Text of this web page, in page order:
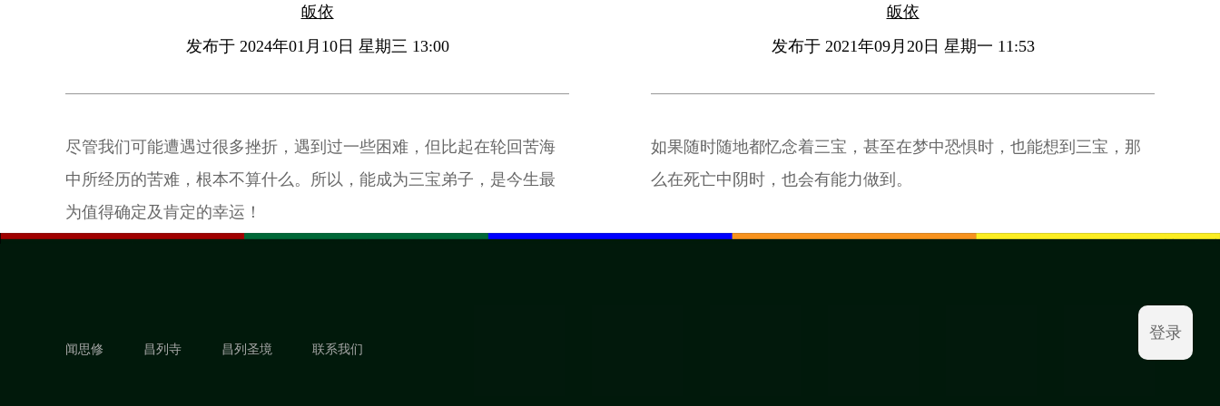
皈依
发布于 2024年01月10日 星期三 13:00
尽管我们可能遭遇过很多挫折，遇到过一些困难，但比起在轮回苦海
中所经历的苦难，根本不算什么。所以，能成为三宝弟子，是今生最
为值得确定及肯定的幸运！
皈依
发布于 2021年09月20日 星期一 11:53
如果随时随地都忆念着三宝，甚至在梦中恐惧时，也能想到三宝，那
么在死亡中阴时，也会有能力做到。
闻思修 昌列寺 昌列圣境 联系我们
登录